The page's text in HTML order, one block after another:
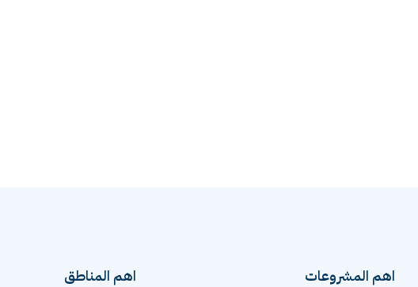
اهم المشروعات اهم المناطق